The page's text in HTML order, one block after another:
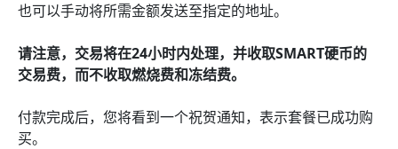
也可以手动将所需金额发送至指定的地址。
请注意，交易将在24小时内处理，并收取SMART硬币的
交易费，而不收取燃烧费和冻结费。
付款完成后，您将看到一个祝贺通知，表示套餐已成功购
买。